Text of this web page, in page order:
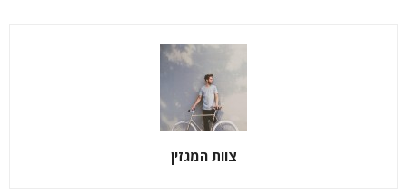
צוות המגזין